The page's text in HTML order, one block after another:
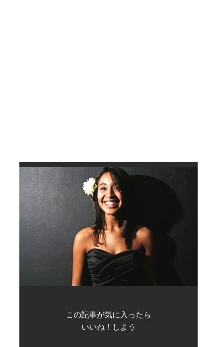
この記事が気に入ったら
いいね！しよう